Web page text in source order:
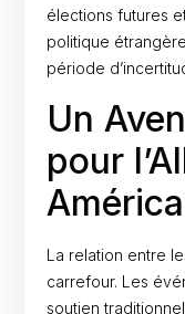
élections futures
politique
période
Un
pour
La relation entre
carrefour. Les
soutien